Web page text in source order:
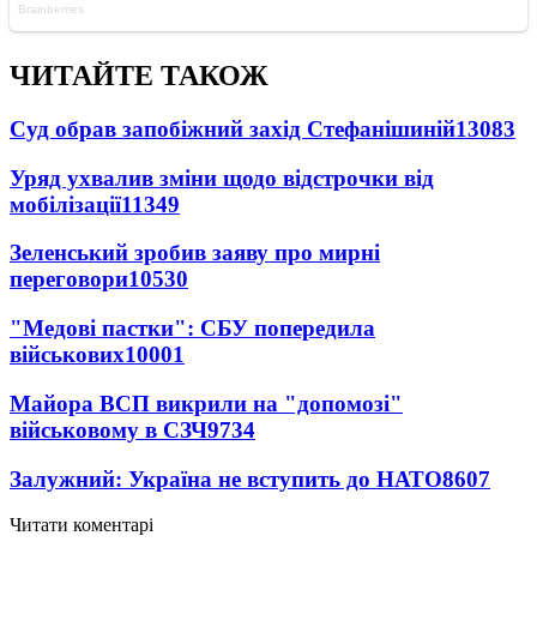
ЧИТАЙТЕ ТАКОЖ
Суд обрав запобіжний захід Стефанішиній13083
Уряд ухвалив зміни щодо відстрочки від
мобілізації11349
Зеленський зробив заяву про мирні
переговори10530
"Медові пастки": СБУ попередила
військових10001
Майора ВСП викрили на "допомозі"
військовому в СЗЧ9734
Залужний: Україна не вступить до НАТО8607
Читати коментарі